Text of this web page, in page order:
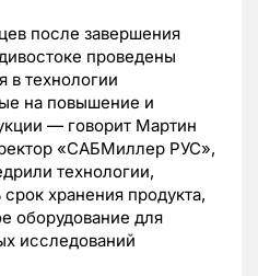
после завершения
проведены
в технологии
на повышение и
— говорит Мартин
«САБМиллер РУС»,
технологии,
хранения продукта,
оборудование для
исследований